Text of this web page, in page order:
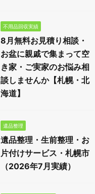
不用品回収実績
8月無料お見積り相談・
お盆に親戚で集まって空
き家・ご実家のお悩み相
談しませんか【札幌・北
海道】
遺品整理
遺品整理・生前整理・お
片付けサービス・札幌市
（2026年7月実績）